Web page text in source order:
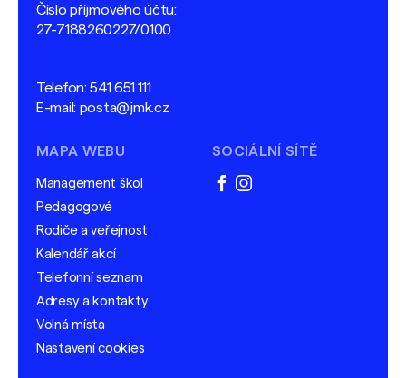
Číslo příjmového účtu:
27-7188260227/0100
Telefon:541 651 111
E-mail: posta@jmk.cz
MAPA WEBU
Management škol
Pedagogové
Rodiče a veřejnost
Kalendář akcí
Telefonní seznam
Adresy a kontakty
Volná místa
Nastavení cookies
SOCIÁLNÍ SÍTĚ
facebook
instagram